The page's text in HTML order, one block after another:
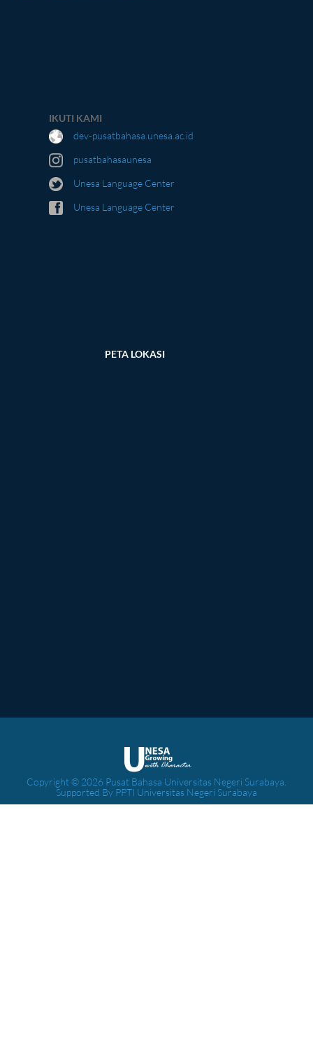
IKUTI KAMI
dev-pusatbahasa.unesa.ac.id
pusatbahasaunesa
Unesa Language Center
Unesa Language Center
PETA LOKASI
Copyright © 2026 Pusat Bahasa Universitas Negeri Surabaya.
Supported By PPTI Universitas Negeri Surabaya